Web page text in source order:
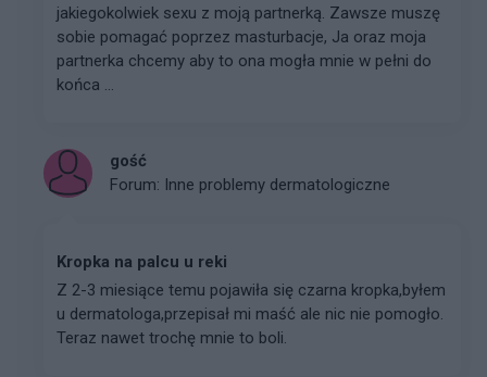
jakiegokolwiek sexu z moją partnerką. Zawsze muszę
sobie pomagać poprzez masturbacje, Ja oraz moja
partnerka chcemy aby to ona mogła mnie w pełni do
końca ...
gość
Forum: Inne problemy dermatologiczne
Kropka na palcu u reki
Z 2-3 miesiące temu pojawiła się czarna kropka,byłem
u dermatologa,przepisał mi maść ale nic nie pomogło.
Teraz nawet trochę mnie to boli.